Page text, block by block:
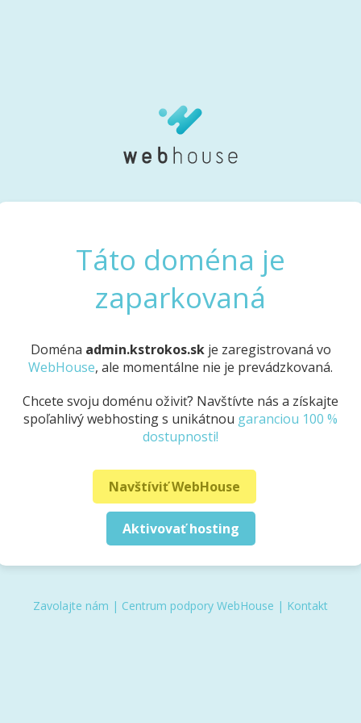
Táto doména je
zaparkovaná
Doména admin.kstrokos.skje zaregistrovaná vo
WebHouse, ale momentálne nie je prevádzkovaná.
Chcete svoju doménu oživiť? Navštívte nás a získajte
spoľahlivý webhosting s unikátnou garanciou 100 %
dostupnosti!
Navštíviť WebHouse
Aktivovať hosting
Zavolajte nám | Centrum podpory WebHouse | Kontakt